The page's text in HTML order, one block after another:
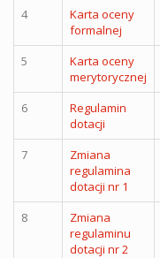
4
Karta oceny
formalnej
5
Karta oceny
merytorycznej
6
Regulamin
dotacji
7
Zmiana
regulamina
dotacji nr 1
8
Zmiana
regulaminu
dotacji nr 2